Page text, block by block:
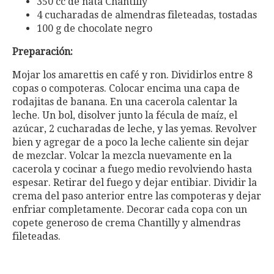
4 cucharadas de almendras fileteadas, tostadas
100 g de chocolate negro
Preparación:
Mojar los amarettis en café y ron. Dividirlos entre 8
copas o compoteras. Colocar encima una capa de
rodajitas de banana. En una cacerola calentar la
leche. Un bol, disolver junto la fécula de maíz, el
azúcar, 2 cucharadas de leche, y las yemas. Revolver
bien y agregar de a poco la leche caliente sin dejar
de mezclar. Volcar la mezcla nuevamente en la
cacerola y cocinar a fuego medio revolviendo hasta
espesar. Retirar del fuego y dejar entibiar. Dividir la
crema del paso anterior entre las compoteras y dejar
enfriar completamente. Decorar cada copa con un
copete generoso de crema Chantilly y almendras
fileteadas.